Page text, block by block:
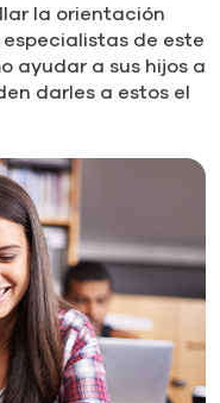
la orientación
de este
ayudar a sus hijos a
darles a estos el